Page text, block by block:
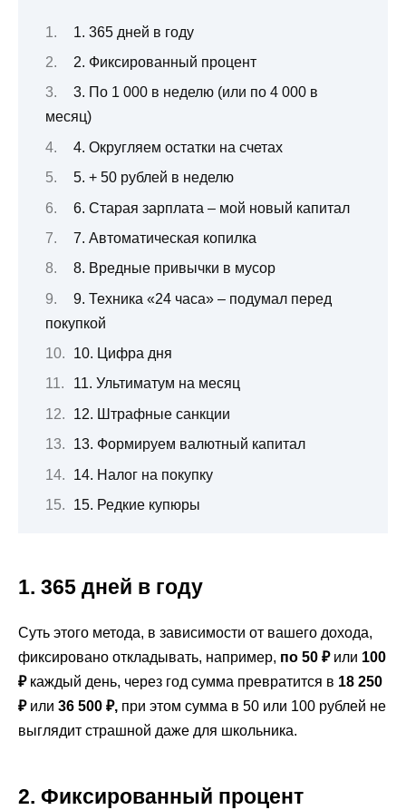
1. 365 дней в году
2. Фиксированный процент
3. По 1 000 в неделю (или по 4 000 в
месяц)
4. Округляем остатки на счетах
5. + 50 рублей в неделю
6. Старая зарплата – мой новый капитал
7. Автоматическая копилка
8. Вредные привычки в мусор
9. Техника «24 часа» – подумал перед
покупкой
10. Цифра дня
11. Ультиматум на месяц
12. Штрафные санкции
13. Формируем валютный капитал
14. Налог на покупку
15. Редкие купюры
1. 365 дней в году
Суть этого метода, в зависимости от вашего дохода,
фиксировано откладывать, например, по 50 ₽или 100
₽ каждый день, через год сумма превратится в 18 250
₽или 36 500 ₽, при этом сумма в 50 или 100 рублей не
выглядит страшной даже для школьника.
2. Фиксированный процент